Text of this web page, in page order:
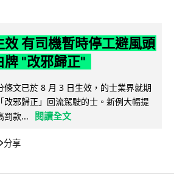
效 有司機暫時停工避風頭
牌 "改邪歸正"
條文已於 8 月 3 日生效，的士業界就期
改邪歸正」回流駕駛的士。新例大幅提
罰款...
閱讀全文
分享